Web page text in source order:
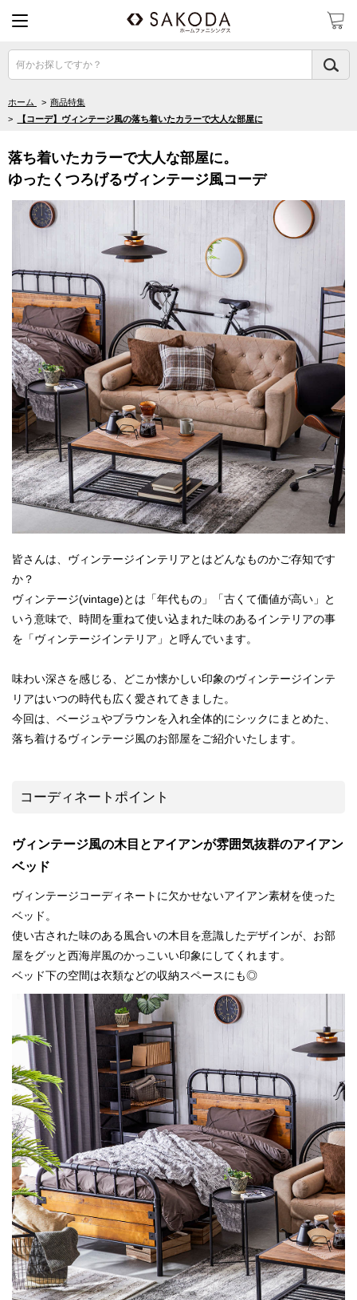
何かお探しですか？
ホーム > 商品特集
>
【コーデ】ヴィンテージ風の落ち着いたカラーで大人な部屋に
落ち着いたカラーで大人な部屋に。
ゆったくつろげるヴィンテージ風コーデ
皆さんは、ヴィンテージインテリアとはどんなものかご存知です
か？
ヴィンテージ(vintage)とは「年代もの」「古くて価値が高い」と
いう意味で、時間を重ねて使い込まれた味のあるインテリアの事
を「ヴィンテージインテリア」と呼んでいます。
味わい深さを感じる、どこか懐かしい印象のヴィンテージインテ
リアはいつの時代も広く愛されてきました。
今回は、ベージュやブラウンを入れ全体的にシックにまとめた、
落ち着けるヴィンテージ風のお部屋をご紹介いたします。
コーディネートポイント
ヴィンテージ風の木目とアイアンが雰囲気抜群のアイアン
ベッド
ヴィンテージコーディネートに欠かせないアイアン素材を使った
ベッド。
使い古された味のある風合いの木目を意識したデザインが、お部
屋をグッと西海岸風のかっこいい印象にしてくれます。
ベッド下の空間は衣類などの収納スペースにも◎